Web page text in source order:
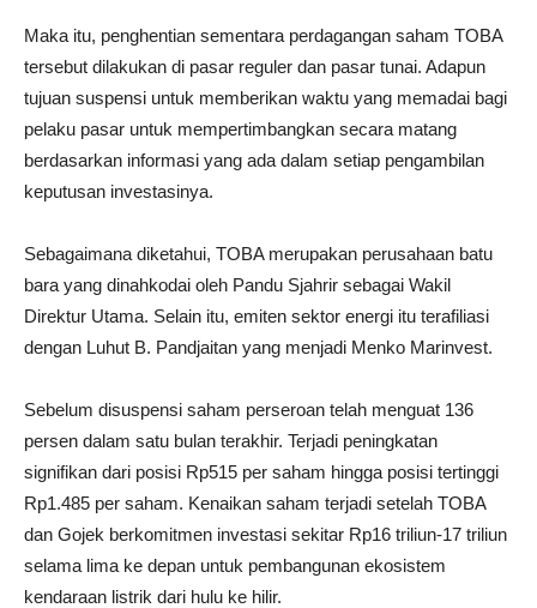
Maka itu, penghentian sementara perdagangan saham TOBA
tersebut dilakukan di pasar reguler dan pasar tunai. Adapun
tujuan suspensi untuk memberikan waktu yang memadai bagi
pelaku pasar untuk mempertimbangkan secara matang
berdasarkan informasi yang ada dalam setiap pengambilan
keputusan investasinya.
Sebagaimana diketahui, TOBA merupakan perusahaan batu
bara yang dinahkodai oleh Pandu Sjahrir sebagai Wakil
Direktur Utama. Selain itu, emiten sektor energi itu terafiliasi
dengan Luhut B. Pandjaitan yang menjadi Menko Marinvest.
Sebelum disuspensi saham perseroan telah menguat 136
persen dalam satu bulan terakhir. Terjadi peningkatan
signifikan dari posisi Rp515 per saham hingga posisi tertinggi
Rp1.485 per saham. Kenaikan saham terjadi setelah TOBA
dan Gojek berkomitmen investasi sekitar Rp16 triliun-17 triliun
selama lima ke depan untuk pembangunan ekosistem
kendaraan listrik dari hulu ke hilir.